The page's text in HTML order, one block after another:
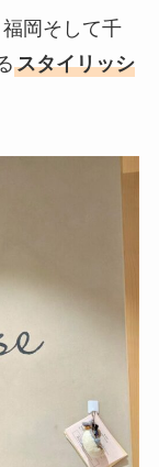
岡そして千
スタイリッシ